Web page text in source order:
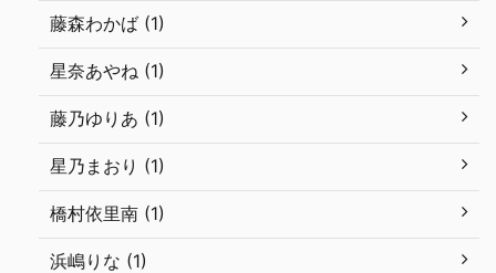
藤森わかば (1)
星奈あやね (1)
藤乃ゆりあ (1)
星乃まおり (1)
橋村依里南 (1)
浜嶋りな (1)